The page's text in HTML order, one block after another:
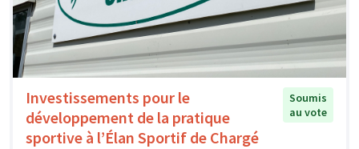
Investissements pour le
développement de la pratique
sportive à l’Élan Sportif de Chargé
Soumis
au vote